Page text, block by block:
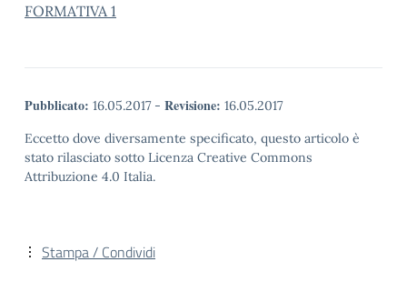
FORMATIVA 1
Pubblicato: 16.05.2017 - Revisione: 16.05.2017
Eccetto dove diversamente specificato, questo articolo è
stato rilasciato sotto Licenza Creative Commons
Attribuzione 4.0 Italia.
Stampa / Condividi